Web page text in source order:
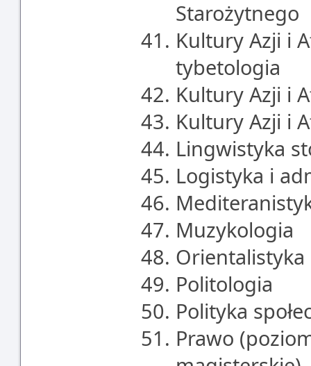
Starożytnego
Kultury Azji i
tybetologia
Kultury Azji i
Kultury Azji i
Lingwistyka
Logistyka i
Muzykologia
Politologia
Polityka
Prawo